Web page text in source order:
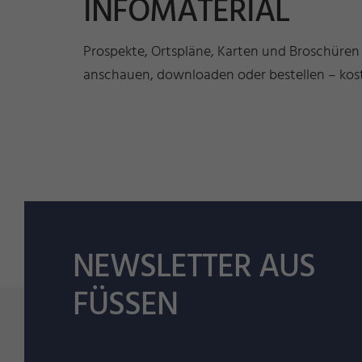
INFOMATERIAL
Prospekte, Ortspläne, Karten und
anschauen, downloaden oder bestellen –
NEWSLETTER AUS
FÜSSEN